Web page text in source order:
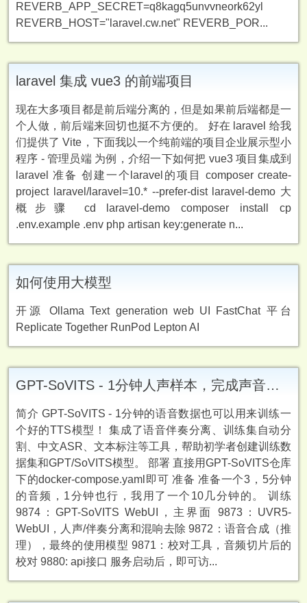
REVERB_APP_SECRET=q8kagq5unvvneork62yl
REVERB_HOST="laravel.cw.net" REVERB_POR...
laravel 集成 vue3 的前端项目
现在大多项目都是前后端分离的，但是如果前后端都是一
个人做，前后端来回切也挺不方便的。 好在 laravel 给我
们提供了 Vite，下面我以一个纯前端的项目企业展示型小
程序 - 管理员端 为例，介绍一下如何把 vue3 项目集成到
laravel 准备 创建一个laravel的项目 composer create-
project laravel/laravel=10.* --prefer-dist laravel-demo 大
概步骤 cd laravel-demo composer install cp
.env.example .env php artisan key:generate n...
如何使用大模型
开源 Ollama Text generation web UI FastChat 平台
Replicate Together RunPod Lepton AI
GPT-SoVITS - 1分钟人声样本，完成声音克隆
简介 GPT-SoVITS - 1分钟的语音数据也可以用来训练一
个好的TTS模型！ 集成了语音伴奏分离、训练集自动分
割、中文ASR、文本标注等工具，帮助初学者创建训练数
据集和GPT/SoVITS模型。 部署 直接用GPT-SoVITS仓库
下的docker-compose.yaml即可 准备 准备一个3，5分钟
的音频，1分钟也行，我用了一个10几分钟的。 训练
9874：GPT-SoVITS WebUI，主界面 9873：UVR5-
WebUI，人声/伴奏分离和混响去除 9872：语音合成（推
理），最终的使用模型 9871：校对工具，音频切片后的
校对 9880: api接口 服务启动后，即可访...